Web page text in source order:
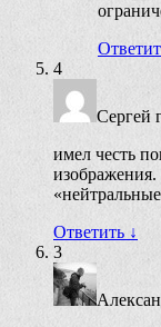
4
Сергей
имел честь
изображения.
Ответить ↓
3